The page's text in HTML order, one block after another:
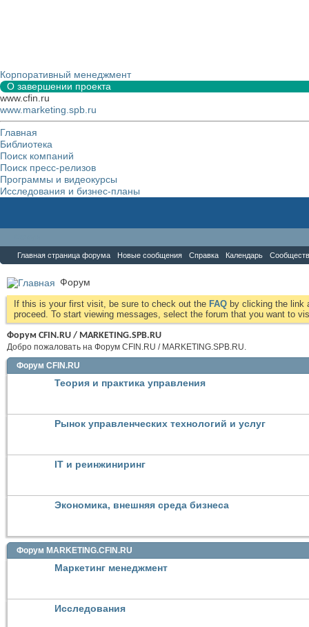
Корпоративный менеджмент
О завершении проекта
www.cfin.ru
www.marketing.spb.ru
Главная
Библиотека
Поиск компаний
Поиск пресс-релизов
Программы и видеокурсы
Исследования и бизнес-планы
Главная страница форума Новые сообщения Справка Календарь
Форум
If this is your first visit, be sure to check out the FAQ by clicking the link
proceed. To start viewing messages, select the forum that you want to
Форум CFIN.RU / MARKETING.SPB.RU
Добро пожаловать на Форум CFIN.RU / MARKETING.SPB.RU.
Форум CFIN.RU
Теория и практика управления
Рынок управленческих технологий и услуг
IT и реинжиниринг
Экономика, внешняя среда бизнеса
Форум MARKETING.CFIN.RU
Маркетинг менеджмент
Исследования